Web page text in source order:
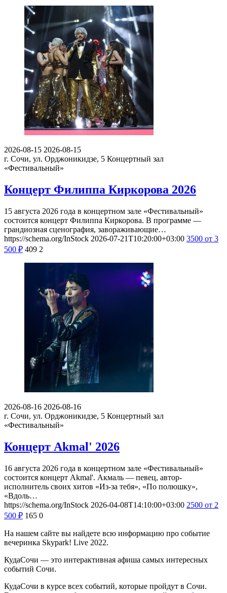
2026-08-15 2026-08-15
г. Сочи, ул. Орджоникидзе, 5 Концертный зал
«Фестивальный»
Концерт Филиппа Киркорова 2026
15 августа 2026 года в концертном зале «Фестивальный»
состоится концерт Филиппа Киркорова. В программе —
грандиозная сценография, завораживающие…
https://schema.org/InStock 2026-07-21T10:20:00+03:00 3500 от 3
500 ₽ 409 2
2026-08-16 2026-08-16
г. Сочи, ул. Орджоникидзе, 5 Концертный зал
«Фестивальный»
Концерт Akmal' 2026
16 августа 2026 года в концертном зале «Фестивальный»
состоится концерт Akmal'. Акмаль — певец, автор-
исполнитель своих хитов «Из-за тебя», «По полюшку»,
«Вдоль…
https://schema.org/InStock 2026-04-08T14:10:00+03:00 2500 от 2
500 ₽ 165 0
На нашем сайте вы найдете всю информацию про событие
вечеринка Skypark! Live 2022.
КудаСочи — это интерактивная афиша самых интересных
событий Сочи.
КудаСочи в курсе всех событий, которые пройдут в Сочи.